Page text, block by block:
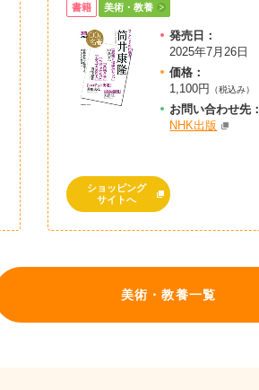
書籍 美術・教養
発売日：
2025年7月26日
価格：
1,100円
（税込み）
お問い合わせ先：
NHK出版
ショッピング
サイトへ
美術・教養一覧